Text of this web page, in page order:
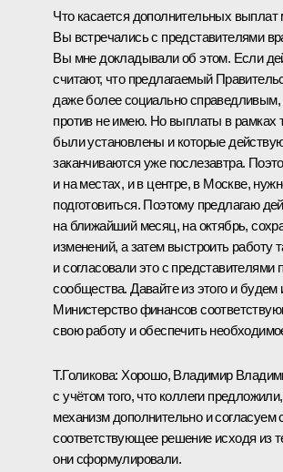
Что касается дополнительных
Вы встречались с представителями
Вы мне докладывали об этом. Если
считают, что предлагаемый
даже более социально справедливым,
против не имею. Но выплаты в рамках
были установлены и которые
заканчиваются уже послезавтра.
и на местах, и в центре, в Москве,
подготовиться. Поэтому предлагаю
на ближайший месяц, на октябрь,
изменений, а затем выстроить работу
и согласовали это с представителями
сообщества. Давайте из этого и
Министерство финансов
свою работу и обеспечить
Т.Голикова: Хорошо, Владимир
с учётом того, что коллеги
механизм дополнительно и согласуем
соответствующее решение исходя из
они сформулировали.